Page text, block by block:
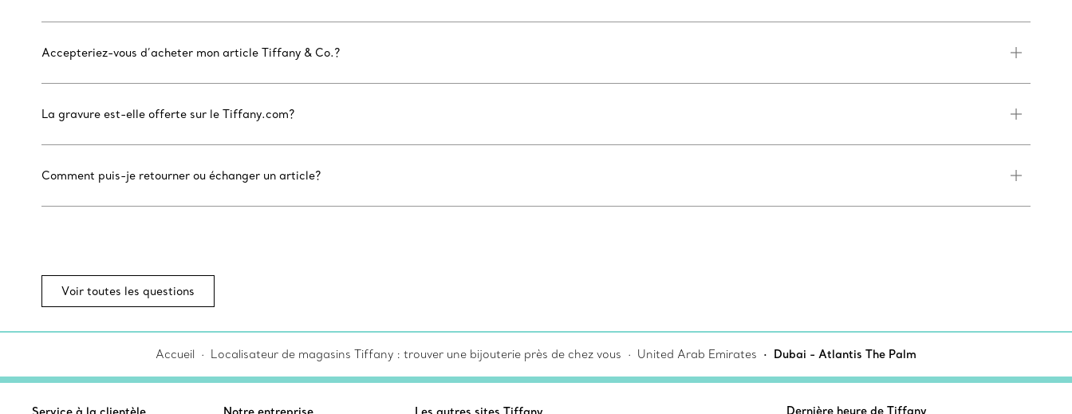
Accepteriez-vous d’acheter mon article Tiffany & Co.?
La gravure est-elle offerte sur le Tiffany.com?
Comment puis-je retourner ou échanger un article?
Voir toutes les questions
Accueil Localisateur de magasins Tiffany : trouver une bijouterie près de chez vous United Arab Emirates Dubai - Atlantis The Palm
Dernière heure de Tiffany